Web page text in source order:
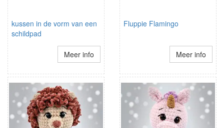
kussen in de vorm van een
schildpad
Meer info
Fluppie Flamingo
Meer info